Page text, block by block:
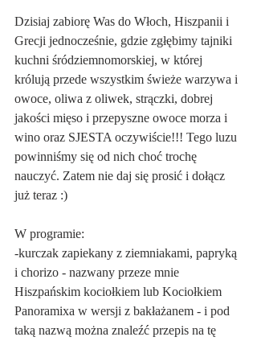
Dzisiaj zabiorę Was do Włoch, Hiszpanii i
Grecji jednocześnie, gdzie zgłębimy tajniki
kuchni śródziemnomorskiej, w której
królują przede wszystkim świeże warzywa i
owoce, oliwa z oliwek, strączki, dobrej
jakości mięso i przepyszne owoce morza i
wino oraz SJESTA oczywiście!!! Tego luzu
powinniśmy się od nich choć trochę
nauczyć. Zatem nie daj się prosić i dołącz
już teraz :)
W programie:
-kurczak zapiekany z ziemniakami, papryką
i chorizo - nazwany przeze mnie
Hiszpańskim kociołkiem lub Kociołkiem
Panoramixa w wersji z bakłażanem - i pod
taką nazwą można znaleźć przepis na tę